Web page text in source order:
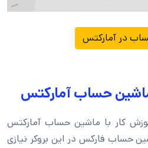
در آمارکتس
حساب آمارکتس
کار با ماشین حساب آمارکتس
حساب فارکس در این بروکر نیازی